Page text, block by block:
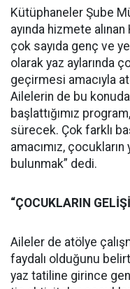
Kütüphaneler Şube
ayında hizmete
çok sayıda genç ve
olarak yaz aylarında
geçirmesi amacıyla
Ailelerin de bu
başlattığımız
sürecek. Çok farklı
amacımız, çocukların
bulunmak” dedi.
“ÇOCUKLARIN
Aileler de atölye
faydalı olduğunu
yaz tatiline girince